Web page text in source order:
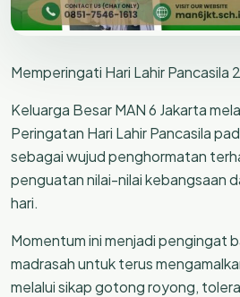
Memperingati Hari Lahir Pancasila
Keluarga Besar MAN 6 Jakarta
Peringatan Hari Lahir Pancasila
sebagai wujud penghormatan
penguatan nilai-nilai kebangsaan
hari.
Momentum ini menjadi pengingat
madrasah untuk terus
melalui sikap gotong royong,